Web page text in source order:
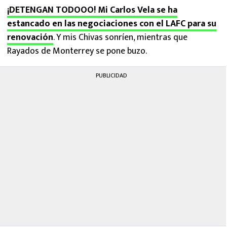
¡DETENGAN TODOOO! Mi Carlos Vela se ha
estancado en las negociaciones con el LAFC para su
renovación. Y mis Chivas sonríen, mientras que
Rayados de Monterrey se pone buzo.
PUBLICIDAD